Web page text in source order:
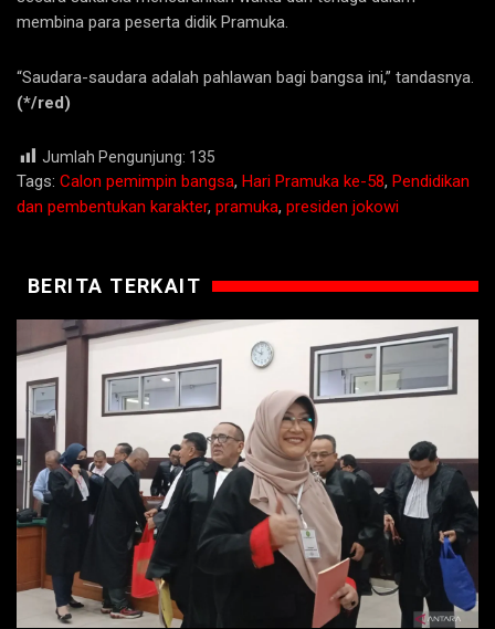
membina para peserta didik Pramuka.
“Saudara-saudara adalah pahlawan bagi bangsa ini,” tandasnya.
(*/red)
Jumlah Pengunjung: 135
Tags: Calon pemimpin bangsa, Hari Pramuka ke-58, Pendidikan
dan pembentukan karakter, pramuka, presiden jokowi
BERITA TERKAIT